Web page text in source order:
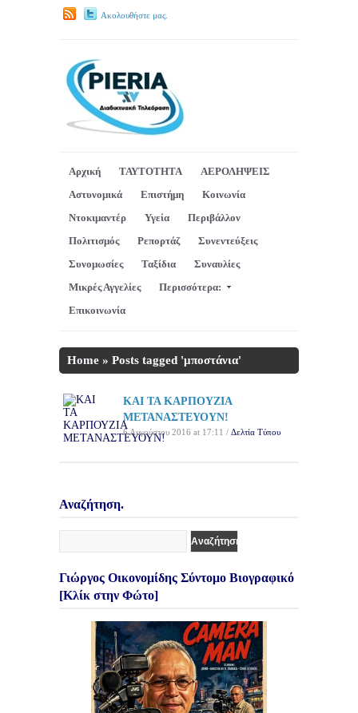
Ακολουθήστε μας.
Αρχική ΤΑΥΤΟΤΗΤΑ
ΑΕΡΟΛΗΨΕΙΣ
Αστυνομικά
Επιστήμη
Κοινωνία
Ντοκιμαντέρ
Υγεία
Περιβάλλον
Πολιτισμός
Ρεπορτάζ
Συνεντεύξεις
Συνομωσίες
Ταξίδια
Συναυλίες
Μικρές Αγγελίες
Περισσότερα:
Επικοινωνία
Home » Posts tagged 'μποστάνια'
ΚΑΙ ΤΑ ΚΑΡΠΟΥΖΙΑ
ΜΕΤΑΝΑΣΤΕΥΟΥΝ!
6 Αυγούστου 2016 at 17:11 / Δελτία Τύπου
Αναζήτηση.
Γιώργος Οικονομίδης Σύντομο Βιογραφικό
[Κλίκ στην Φώτο]